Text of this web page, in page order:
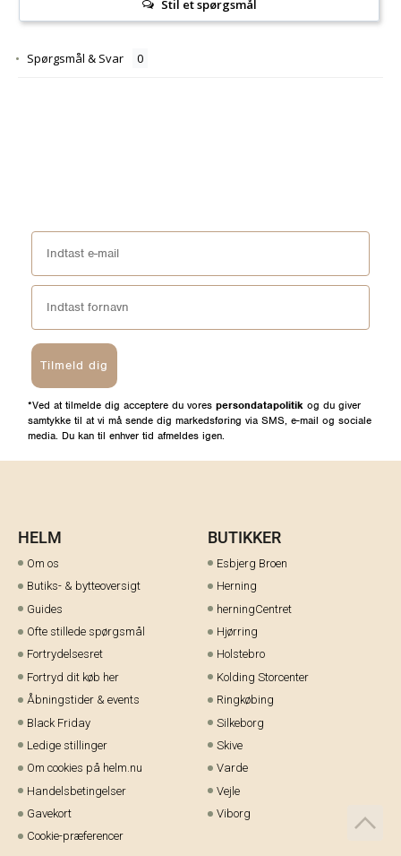
Stil et spørgsmål
Spørgsmål & Svar
Tilmeld dig
*Ved at tilmelde dig acceptere du vores persondatapolitik og du giver
samtykke til at vi må sende dig markedsføring via SMS, e-mail og sociale
media. Du kan til enhver tid afmeldes igen.
HELM
Om os
Butiks- & bytteoversigt
Guides
Ofte stillede spørgsmål
Fortrydelsesret
Fortryd dit køb her
Åbningstider & events
Black Friday
Ledige stillinger
Om cookies på helm.nu
Handelsbetingelser
Gavekort
Cookie-præferencer
BUTIKKER
Esbjerg Broen
Herning
herningCentret
Hjørring
Holstebro
Kolding Storcenter
Ringkøbing
Silkeborg
Skive
Varde
Vejle
Viborg